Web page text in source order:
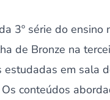
3º série do ensino
de Bronze na
em sala
conteúdos